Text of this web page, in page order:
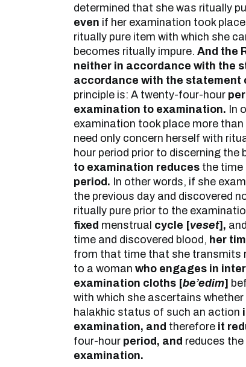
determined that she was ritually
even if her examination took place
ritually pure item with which she
becomes ritually impure. And the
neither in accordance with the
accordance with the statement
principle is: A twenty-four-hour
examination to examination. In
examination took place more
need only concern herself with
hour period prior to discerning the
to examination reduces the time
period. In other words, if she
the previous day and discovered
ritually pure prior to the
fixed menstrual cycle [veset],
time and discovered blood, her
from that time that she transmits
to a woman who engages in
examination cloths [be’edim]
with which she ascertains
halakhic status of such an action
examination, and therefore it
four-hour period, and reduces
examination.